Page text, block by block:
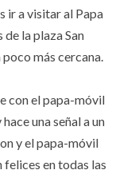
ir a visitar al Papa
de la plaza San
más cercana.
con el papa-móvil
una señal a un
y el papa-móvil
felices en todas las